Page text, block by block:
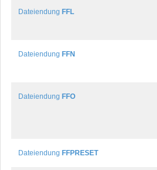
Dateiendung FFL
Dateiendung FFN
Dateiendung FFO
Dateiendung FFPRESET